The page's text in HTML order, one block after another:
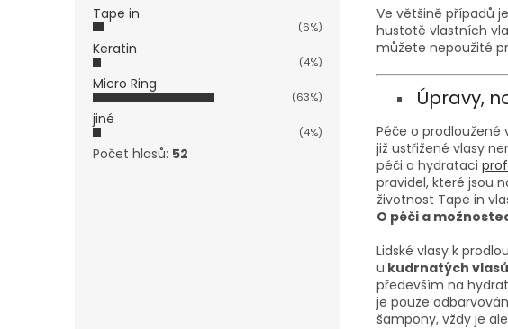
Tape in
(6%)
Keratin
(4%)
Micro Ring
(63%)
jiné
(4%)
Počet hlasů: 52
Ve většině případů
hustotě vlastních
můžete nepoužité
Úpravy,
Péče o
již ustřižené vlasy
péči a hydrataci
pravidel, které jsou
životnost Tape in
O péči a
Lidské vlasy k
u kudrnatých
především na
je pouze
šampony, vždy je